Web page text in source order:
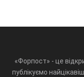
«Форпост» - це
публікуємо